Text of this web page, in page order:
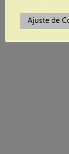
Ajuste de